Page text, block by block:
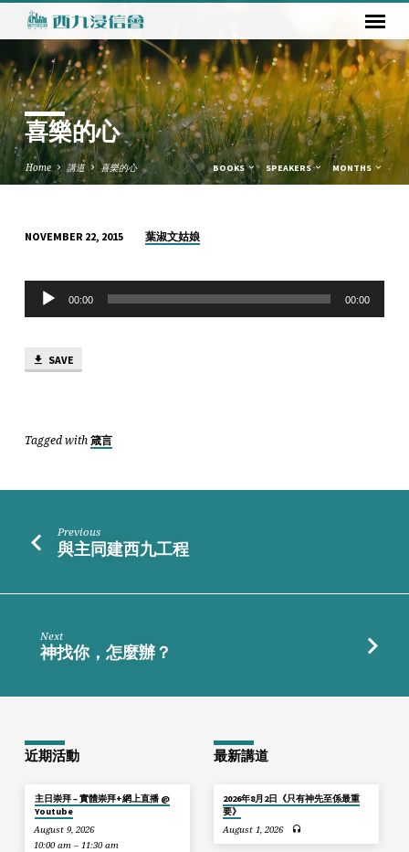
喜樂的心
Home 講道 喜樂的心 BOOKS SPEAKERS MONTHS
樂
的
心
NOVEMBER 22, 2015 葉淑文姑娘
Audio
Player
00:00 00:00
SAVE
Tagged with 箴言
Previous
與主同建西九工程
Next
神找你，怎麼辦？
近期活動
主日崇拜 – 實體崇拜+網上直播 @
Youtube
August 9, 2026
10:00 am – 11:30 am
最新講道
2026年8月2日《只有神先至係最重
要》
August 1, 2026